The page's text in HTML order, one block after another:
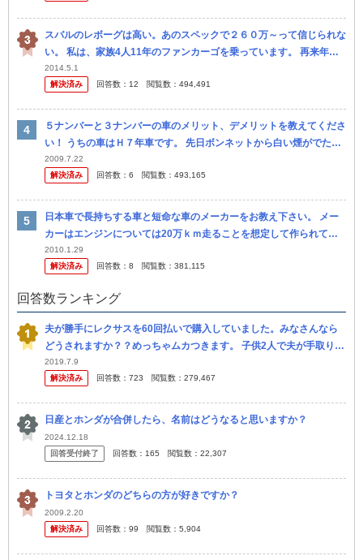
スバルのレボーグは高い。あのスペックで２６０万～って信じられな
い。 私は、家族4人11年のファンカーゴを乗っています。 再来年に
は買い換えたいと思い、色んな車を検討しています。 10年前に
は、...
2014.5.1
解決済み
回答数： 12 閲覧数： 494,491
５ナンバーと３ナンバーの車のメリット、デメリットを教えてくださ
い！ うちの車はＨ７年車です。 先日ボンネットから白い煙がでたの
で、中古車への買い替えを検討しています。 私３２歳、主人３４歳
で家...
2009.7.22
解決済み
回答数： 6 閲覧数： 493,165
日本車で長持ちする車と短命な車のメーカーをお教え下さい。 メー
カーはエンジンについては20万ｋｍ走ることを想定して作られてい
ると聞きます。 実際に車を所有されて寿命の短い車・長い車がある
と思い...
2010.1.29
解決済み
回答数： 8 閲覧数： 381,115
回答数ランキング
夫が勝手にレクサスを60回払いで購入していました。みなさんなら
どうされますか？？めっちゃムカつきます。 子供2人で夫が手取り月
28万、私が月8万円です。 夫がレクサスGS？を60回払いで購入し
や...
2019.7.9
解決済み
回答数： 723 閲覧数： 279,467
日産とホンダが合併したら、名前はどうなると思いますか？
2024.12.18
回答受付終了
回答数： 165 閲覧数： 22,307
トヨタとホンダのどちらの方が好きですか？
2009.2.20
解決済み
回答数： 99 閲覧数： 5,904